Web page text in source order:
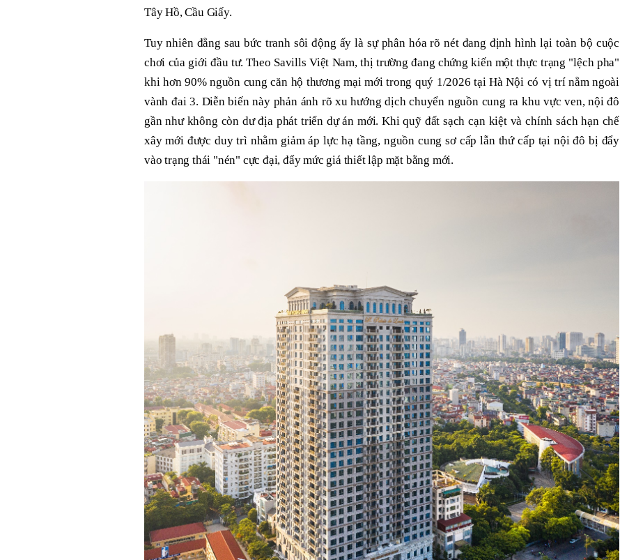
Tây Hồ, Cầu Giấy.
Tuy nhiên đằng sau bức tranh sôi động ấy là sự phân hóa rõ nét đang định hình lại toàn bộ cuộc
chơi của giới đầu tư. Theo Savills Việt Nam, thị trường đang chứng kiến một thực trạng "lệch pha"
khi hơn 90% nguồn cung căn hộ thương mại mới trong quý 1/2026 tại Hà Nội có vị trí nằm ngoài
vành đai 3. Diễn biến này phản ánh rõ xu hướng dịch chuyển nguồn cung ra khu vực ven, nội đô
gần như không còn dư địa phát triển dự án mới. Khi quỹ đất sạch cạn kiệt và chính sách hạn chế
xây mới được duy trì nhằm giảm áp lực hạ tầng, nguồn cung sơ cấp lẫn thứ cấp tại nội đô bị đẩy
vào trạng thái "nén" cực đại, đẩy mức giá thiết lập mặt bằng mới.